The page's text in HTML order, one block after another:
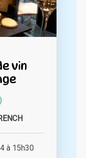
vin
à 15h30